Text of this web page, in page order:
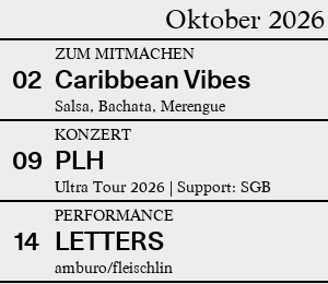
Oktober 2026
02
ZUM MITMACHEN
Caribbean Vibes
Salsa, Bachata, Merengue
09
KONZERT
PLH
Ultra Tour 2026 | Support: SGB
14
PERFORMANCE
LETTERS
amburo/fleischlin